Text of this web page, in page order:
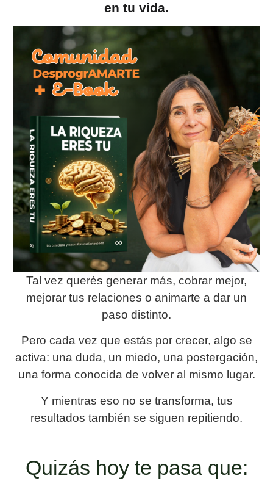
en tu vida.
Tal vez querés generar más, cobrar mejor,
mejorar tus relaciones o animarte a dar un
paso distinto.
Pero cada vez que estás por crecer, algo se
activa: una duda, un miedo, una postergación,
una forma conocida de volver al mismo lugar.
Y mientras eso no se transforma, tus
resultados también se siguen repitiendo.
Quizás hoy te pasa que: